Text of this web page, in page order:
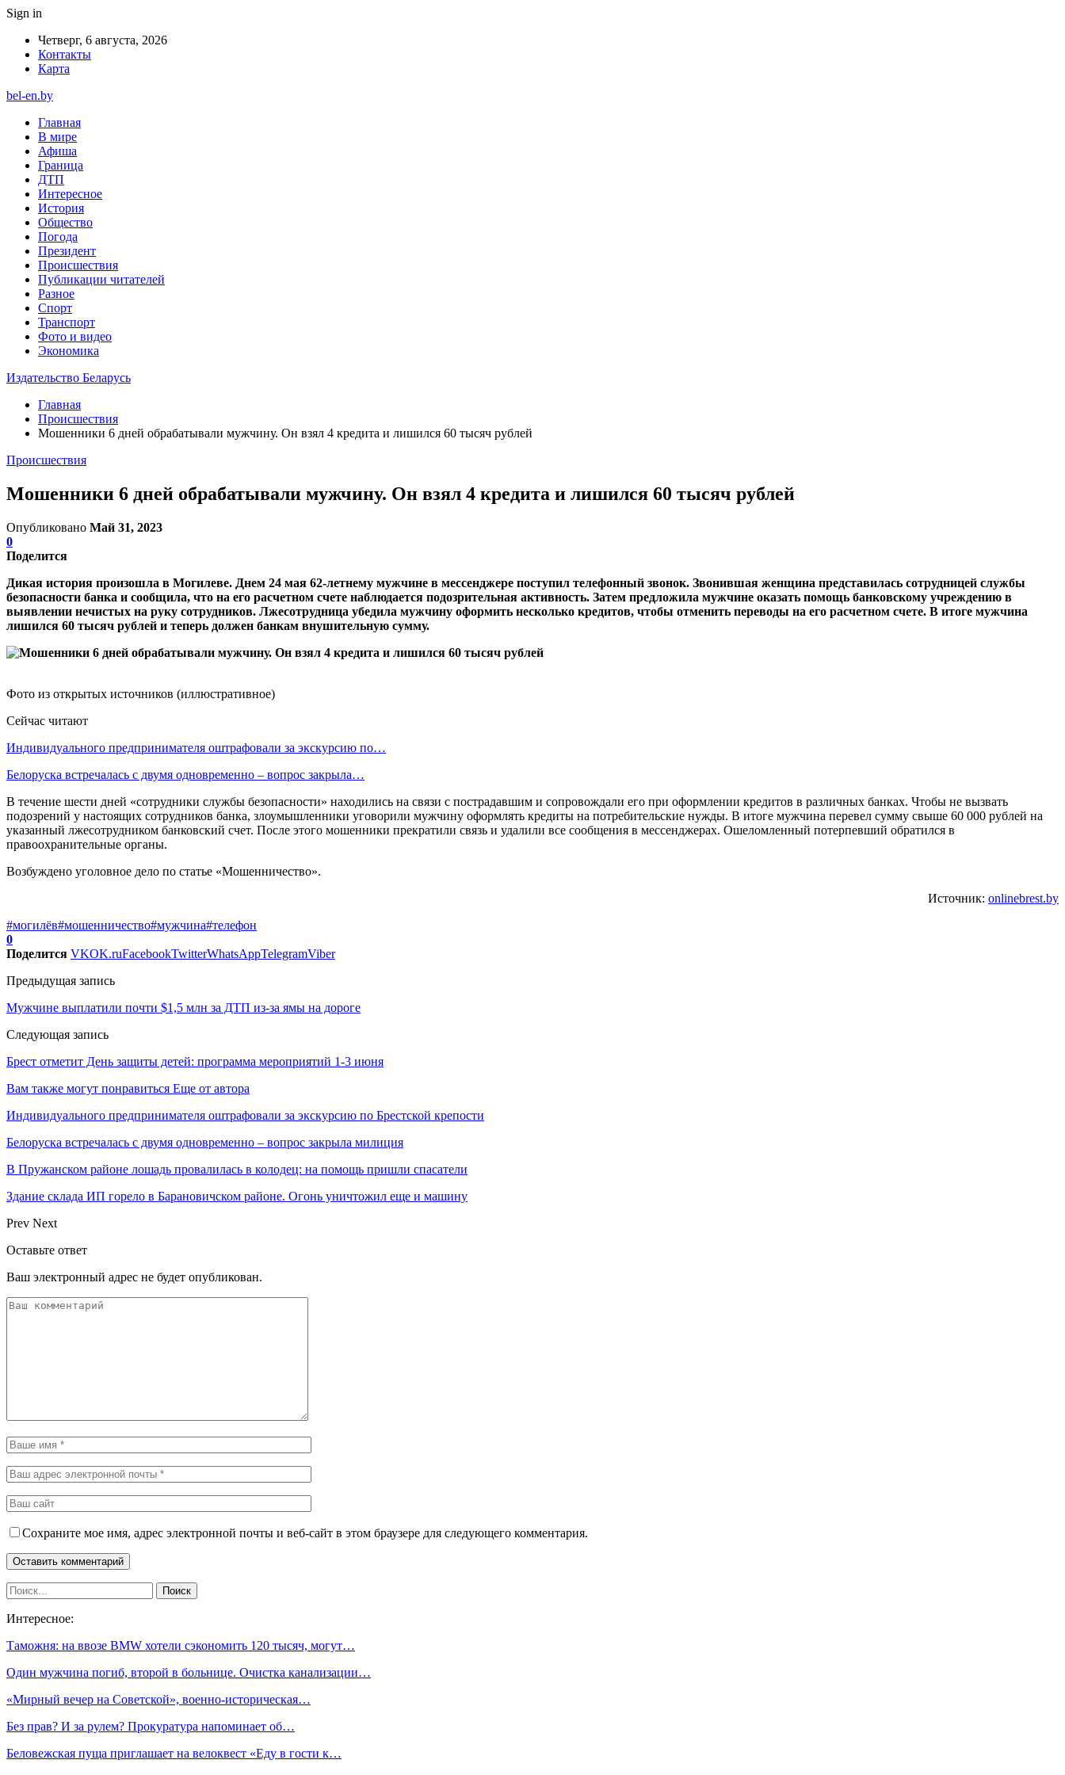
Sign in
Четверг, 6 августа, 2026
Контакты
Карта
bel-en.by
Главная
В мире
Афиша
Граница
ДТП
Интересное
История
Общество
Погода
Президент
Происшествия
Публикации читателей
Разное
Спорт
Транспорт
Фото и видео
Экономика
Издательство Беларусь
Главная
Происшествия
Мошенники 6 дней обрабатывали мужчину. Он взял 4 кредита и лишился 60 тысяч рублей
Происшествия
Мошенники 6 дней обрабатывали мужчину. Он взял 4 кредита и лишился 60 тысяч рублей
Опубликовано Май 31, 2023
0
Поделится
Дикая история произошла в Могилеве. Днем 24 мая 62-летнему мужчине в мессенджере поступил телефонный звонок. Звонившая женщина представилась сотрудницей службы
безопасности банка и сообщила, что на его расчетном счете наблюдается подозрительная активность. Затем предложила мужчине оказать помощь банковскому учреждению в
выявлении нечистых на руку сотрудников. Лжесотрудница убедила мужчину оформить несколько кредитов, чтобы отменить переводы на его расчетном счете. В итоге мужчина
лишился 60 тысяч рублей и теперь должен банкам внушительную сумму.
Фото из открытых источников (иллюстративное)
Сейчас читают
Индивидуального предпринимателя оштрафовали за экскурсию по…
Белоруска встречалась с двумя одновременно – вопрос закрыла…
В течение шести дней «сотрудники службы безопасности» находились на связи с пострадавшим и сопровождали его при оформлении кредитов в различных банках. Чтобы не вызвать
подозрений у настоящих сотрудников банка, злоумышленники уговорили мужчину оформлять кредиты на потребительские нужды. В итоге мужчина перевел сумму свыше 60 000 рублей на
указанный лжесотрудником банковский счет. После этого мошенники прекратили связь и удалили все сообщения в мессенджерах. Ошеломленный потерпевший обратился в
правоохранительные органы.
Возбуждено уголовное дело по статье «Мошенничество».
Источник: onlinebrest.by
#могилёв#мошенничество#мужчина#телефон
0
Поделится VKOK.ruFacebookTwitterWhatsAppTelegramViber
Предыдущая запись
Мужчине выплатили почти $1,5 млн за ДТП из-за ямы на дороге
Следующая запись
Брест отметит День защиты детей: программа мероприятий 1-3 июня
Вам также могут понравиться Еще от автора
Индивидуального предпринимателя оштрафовали за экскурсию по Брестской крепости
Белоруска встречалась с двумя одновременно – вопрос закрыла милиция
В Пружанском районе лошадь провалилась в колодец: на помощь пришли спасатели
Здание склада ИП горело в Барановичском районе. Огонь уничтожил еще и машину
Prev Next
Оставьте ответ
Ваш электронный адрес не будет опубликован.
Сохраните мое имя, адрес электронной почты и веб-сайт в этом браузере для следующего комментария.
Интересное:
Таможня: на ввозе BMW хотели сэкономить 120 тысяч, могут…
Один мужчина погиб, второй в больнице. Очистка канализации…
«Мирный вечер на Советской», военно-историческая…
Без прав? И за рулем? Прокуратура напоминает об…
Беловежская пуща приглашает на велоквест «Еду в гости к…